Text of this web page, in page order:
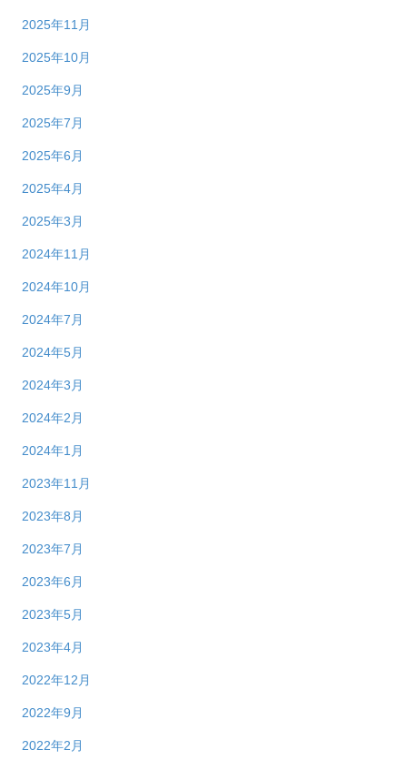
2025年11月
2025年10月
2025年9月
2025年7月
2025年6月
2025年4月
2025年3月
2024年11月
2024年10月
2024年7月
2024年5月
2024年3月
2024年2月
2024年1月
2023年11月
2023年8月
2023年7月
2023年6月
2023年5月
2023年4月
2022年12月
2022年9月
2022年2月